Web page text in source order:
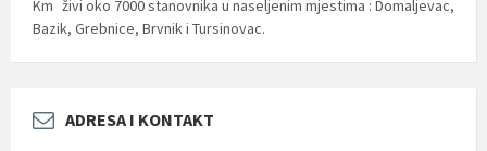
Km živi oko 7000 stanovnika u naseljenim mjestima : Domaljevac,
Bazik, Grebnice, Brvnik i Tursinovac.
ADRESA I KONTAKT